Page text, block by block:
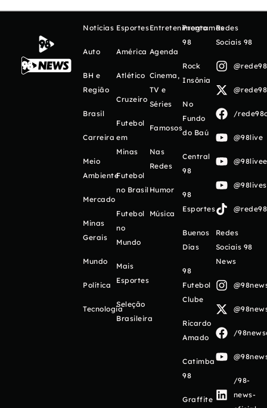
Notícias
Auto
BH e
Região
Brasil
Carreira
Meio
Ambiente
Mercado
Minas
Gerais
Mundo
Política
Tecnologia
Esportes
América
Atlético
Cruzeiro
Futebol
em
Minas
Futebol
no Brasil
Futebol
no
Mundo
Mais
Esportes
Seleção
Brasileira
Entretenimento
Agenda
Cinema,
TV e
Séries
Famosos
Nas
Redes
Humor
Música
Programas
98
Rock
Insônia
No
Fundo
do Baú
Central
98
98
Esportes
Buenos
Días
98
Futebol
Clube
Ricardo
Amado
Catimba
98
Graffite
Redes
Sociais 98
/
@98live
Redes
Sociais 98
News
/
/98-
news-